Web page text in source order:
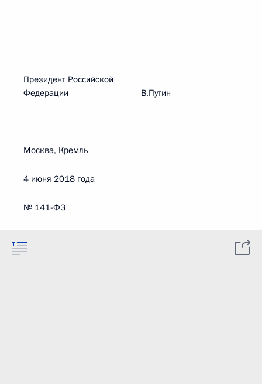
Президент Российской
Федерации В.Путин
Москва, Кремль
4 июня 2018 года
№ 141-ФЗ